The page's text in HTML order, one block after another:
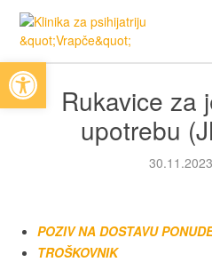
Open toolbar
Rukavice za
upotrebu
POZIV NA DOSTAVU
TROŠKOVNIK